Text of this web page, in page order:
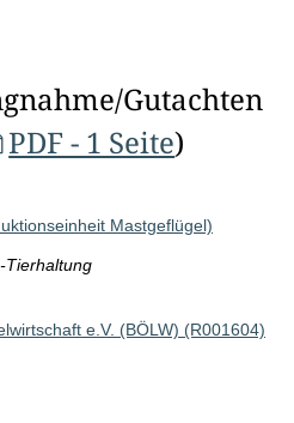
Gutachten
PDF - 1 Seite)
Mastgeflügel)
Tierhaltung
e.V. (BÖLW) (R001604)